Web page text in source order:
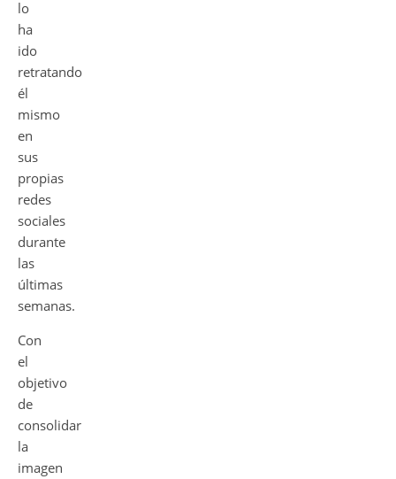
lo
ha
ido
retratando
él
mismo
en
sus
propias
redes
sociales
durante
las
últimas
semanas.
Con
el
objetivo
de
consolidar
la
imagen